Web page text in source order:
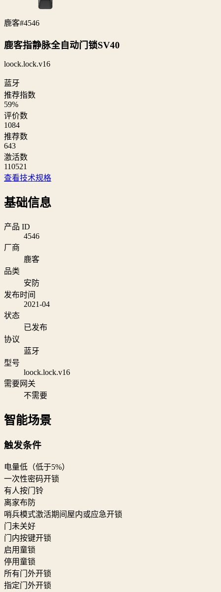
鹿客#4546
鹿客指静脉全自动门锁SV40
loock.lock.v16
蓝牙
推荐指数
59%
评价数
1084
推荐数
643
激活数
110521
查看技术规格
基础信息
产品 ID
4546
厂商
鹿客
品类
安防
发布时间
2021-04
状态
已发布
协议
蓝牙
型号
loock.lock.v16
需要网关
不需要
智能场景
触发条件
电量低（低于5%）
一次性密码开锁
有人按门铃
离家布防
哨兵模式激活期间屋内或应急开锁
门未关好
门内按键开锁
启用童锁
停用童锁
所有门外开锁
指定门外开锁